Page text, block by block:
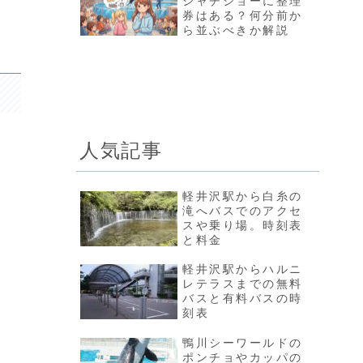
券はある？何分前か
ら並ぶべきか解説
人気記事
軽井沢駅から白糸の
滝へバスでのアクセ
スや乗り場。時刻表
と料金
軽井沢駅からハルニ
レテラスまでの無料
バスと有料バスの時
刻表
鴨川シーワールドの
ポンチョやカッパの